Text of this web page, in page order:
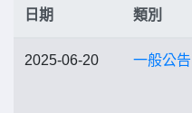
日期 類別
2025-06-20 一般公告